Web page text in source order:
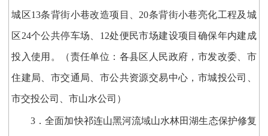
城区13条背街小巷改造项目、20条背街小巷亮化工程及城
区24个公共停车场、12处便民市场建设项目确保年内建成
投入使用。（责任单位：各县区人民政府，市发改委、市
住建局、市交通局、市公共资源交易中心，市城投公司、
市交投公司、市山水公司）
3．全面加快祁连山黑河流域山水林田湖生态保护修复